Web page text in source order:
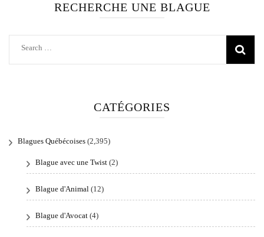
RECHERCHE UNE BLAGUE
Search
CATÉGORIES
Blagues Québécoises (2,395)
Blague avec une Twist (2)
Blague d'Animal (12)
Blague d'Avocat (4)